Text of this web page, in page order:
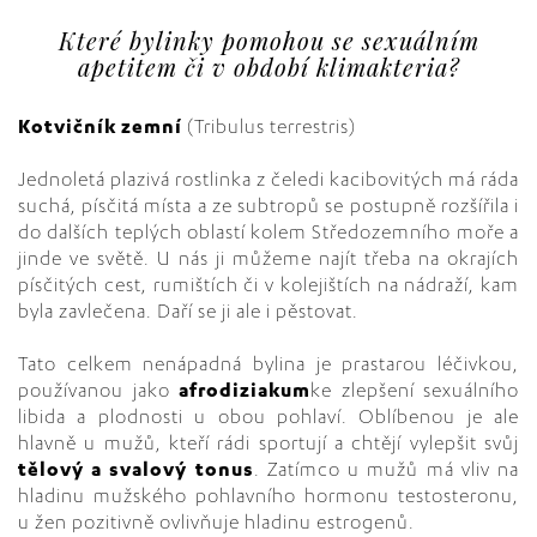
Které bylinky pomohou se sexuálním
apetitem či v období klimakteria?
Kotvičník zemní (Tribulus terrestris)
Jednoletá plazivá rostlinka z čeledi kacibovitých má ráda
suchá, písčitá místa a ze subtropů se postupně rozšířila i
do dalších teplých oblastí kolem Středozemního moře a
jinde ve světě. U nás ji můžeme najít třeba na okrajích
písčitých cest, rumištích či v kolejištích na nádraží, kam
byla zavlečena. Daří se ji ale i pěstovat.
Tato celkem nenápadná bylina je prastarou léčivkou,
používanou jako afrodiziakumke zlepšení sexuálního
libida a plodnosti u obou pohlaví. Oblíbenou je ale
hlavně u mužů, kteří rádi sportují a chtějí vylepšit svůj
tělový a svalový tonus. Zatímco u mužů má vliv na
hladinu mužského pohlavního hormonu testosteronu,
u žen pozitivně ovlivňuje hladinu estrogenů.